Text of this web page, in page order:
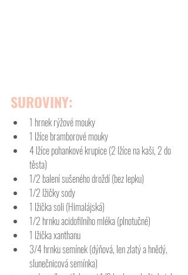
SUROVINY:
1 hrnek rýžové mouky
1 lžíce bramborové mouky
4 lžíce pohankové krupice (2 lžíce na kaši, 2 do
těsta)
1/2 balení sušeného droždí (bez lepku)
1/2 lžičky sody
1 lžička soli (Himalájská)
1/2 hrnku acidofilního mléka (plnotučné)
1 lžička xanthanu
3/4 hrnku semínek (dýňová, len zlatý a hnědý,
slunečnicová semínka)